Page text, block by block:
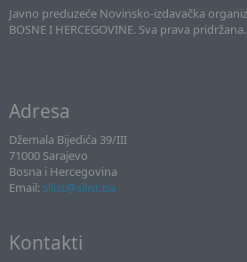
Javno preduzeće Novinsko-izdavačka
BOSNE I HERCEGOVINE. Sva prava
Adresa
Džemala Bijedića 39/III
71000 Sarajevo
Bosna i Hercegovina
Email: sllist@sllist.ba
Kontakti